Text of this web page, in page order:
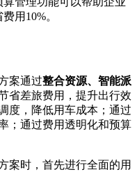
用10%。
案通过整合资源、智能派
省差旅费用，提升出行效
度，降低用车成本；通过
；通过费用透明化和预算
案时，首先进行全面的用